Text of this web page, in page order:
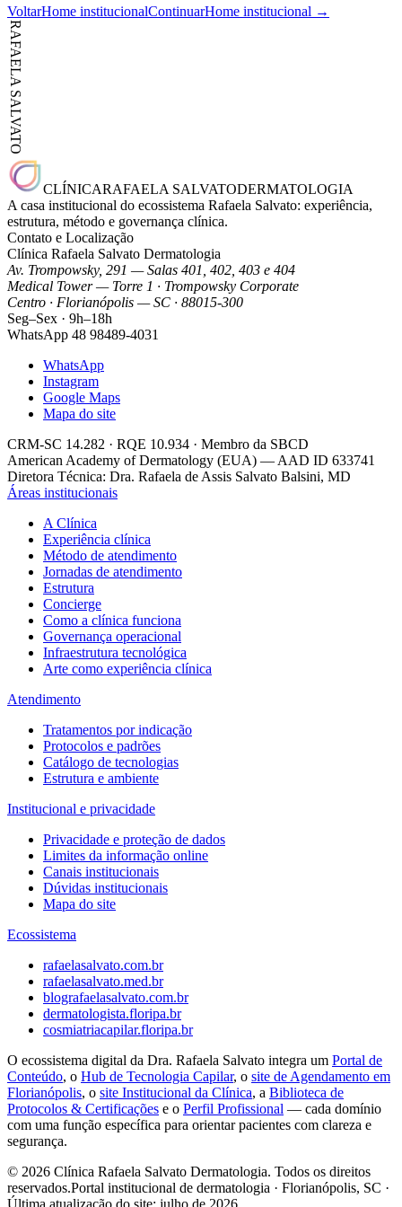
VoltarHome institucionalContinuarHome institucional →
RAFAELA SALVATO
CLÍNICARAFAELA SALVATODERMATOLOGIA
A casa institucional do ecossistema Rafaela Salvato: experiência,
estrutura, método e governança clínica.
Contato e Localização
Clínica Rafaela Salvato Dermatologia
Av. Trompowsky, 291 — Salas 401, 402, 403 e 404
Medical Tower — Torre 1 · Trompowsky Corporate
Centro · Florianópolis — SC · 88015-300
Seg–Sex · 9h–18h
WhatsApp 48 98489-4031
WhatsApp
Instagram
Google Maps
Mapa do site
CRM-SC 14.282 · RQE 10.934 · Membro da SBCD
American Academy of Dermatology (EUA) — AAD ID 633741
Diretora Técnica: Dra. Rafaela de Assis Salvato Balsini, MD
Áreas institucionais
A Clínica
Experiência clínica
Método de atendimento
Jornadas de atendimento
Estrutura
Concierge
Como a clínica funciona
Governança operacional
Infraestrutura tecnológica
Arte como experiência clínica
Atendimento
Tratamentos por indicação
Protocolos e padrões
Catálogo de tecnologias
Estrutura e ambiente
Institucional e privacidade
Privacidade e proteção de dados
Limites da informação online
Canais institucionais
Dúvidas institucionais
Mapa do site
Ecossistema
rafaelasalvato.com.br
rafaelasalvato.med.br
blografaelasalvato.com.br
dermatologista.floripa.br
cosmiatriacapilar.floripa.br
O ecossistema digital da Dra. Rafaela Salvato integra um Portal de
Conteúdo, o Hub de Tecnologia Capilar, o site de Agendamento em
Florianópolis, o site Institucional da Clínica, a Biblioteca de
Protocolos & Certificações e o Perfil Profissional — cada domínio
com uma função específica para orientar pacientes com clareza e
segurança.
© 2026 Clínica Rafaela Salvato Dermatologia. Todos os direitos
reservados.Portal institucional de dermatologia · Florianópolis, SC ·
Última atualização do site: julho de 2026